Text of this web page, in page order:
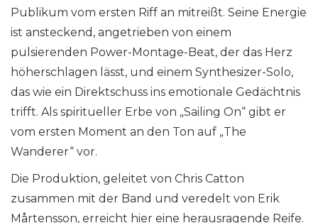
Publikum vom ersten Riff an mitreißt. Seine Energie
ist ansteckend, angetrieben von einem
pulsierenden Power-Montage-Beat, der das Herz
höherschlagen lässt, und einem Synthesizer-Solo,
das wie ein Direktschuss ins emotionale Gedächtnis
trifft. Als spiritueller Erbe von „Sailing On“ gibt er
vom ersten Moment an den Ton auf „The
Wanderer“ vor.
Die Produktion, geleitet von Chris Catton
zusammen mit der Band und veredelt von Erik
Mårtensson, erreicht hier eine herausragende Reife.